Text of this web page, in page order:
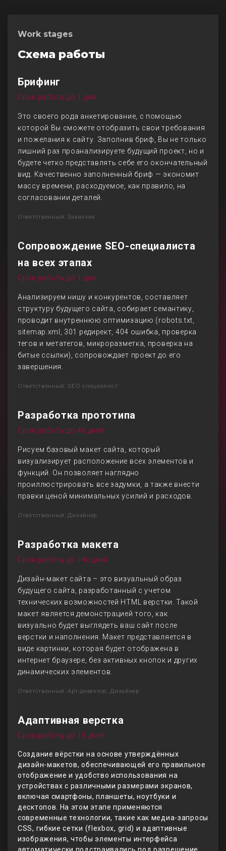
Work stages
Схема работы
Брифинг
Срок работы до 1 дня
Это своего рода анкетирование, с помощью
которой Вы сможете отобразить свои требования
и пожелания к сайту. Заполнив бриф, Вы не только
лишний раз проанализируете будущий проект, но и
будете четко представлять себе его окончательный
вид. Качественно заполненный бриф — экономит
массу времени, расходуемое, как правило, на
согласовании деталей.
Ответственный: Заказчик
Сопровождение SEO-специалиста
на всех этапах
Срок работы до 1 дня
Анализируем нишу и конкурентов, составляет
структуру будущего сайта, собирает семантику,
проводит внутреннюю оптимизацию (robots.txt,
sitemap.xml, 301 редирект, 404 ошибка, проверка
тегов и метатегов, микроразметка, проверка на
битые ссылки), сопровождает проект до его
завершения.
Ответственный: SEO специалист
Разработка прототипа
Срок работы до 4х дней
Рисуем базовый макет сайта, который
визуализирует расположение всех элементов и
функций. Он позволяет наглядно
проиллюстрировать все задумки, а также внести
правки ценой минимальных усилий и расходов.
Ответственный: Дизайнер
Разработка макета
Срок работы до 14х дней
Дизайн-макет сайта – это визуальный образ
будущего сайта, разработанный с учетом
технических возможностей HTML верстки. Такой
макет является демонстрацией того, как
визуально будет выглядеть ваш сайт после
верстки и наполнения. Макет представляется в
виде картинки, которая будет отображена в
интернет браузере, без активных кнопок и других
динамических элементов.
Ответственный: Арт-директор, Дизайнер
Адаптивная верстка
Срок работы до 10 дней
Создание вёрстки на основе утверждённых
дизайн-макетов, обеспечивающей его правильное
отображение и удобство использования на
устройствах с различными размерами экранов,
включая смартфоны, планшеты, ноутбуки и
десктопов. На этом этапе применяются
современные технологии, такие как медиа-запросы
CSS, гибкие сетки (flexbox, grid) и адаптивные
изображения, чтобы элементы интерфейса